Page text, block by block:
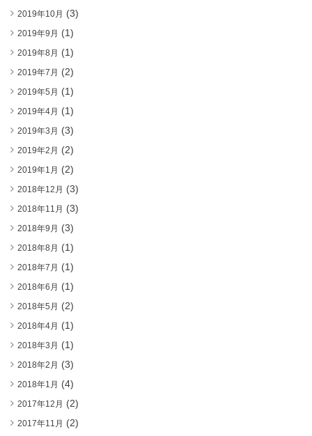
2019年10月 (3)
2019年9月 (1)
2019年8月 (1)
2019年7月 (2)
2019年5月 (1)
2019年4月 (1)
2019年3月 (3)
2019年2月 (2)
2019年1月 (2)
2018年12月 (3)
2018年11月 (3)
2018年9月 (3)
2018年8月 (1)
2018年7月 (1)
2018年6月 (1)
2018年5月 (2)
2018年4月 (1)
2018年3月 (1)
2018年2月 (3)
2018年1月 (4)
2017年12月 (2)
2017年11月 (2)